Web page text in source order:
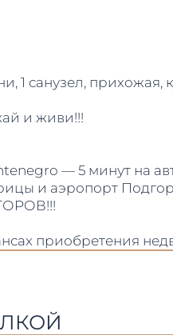
1 санузел,
и живи!!!
— 5 минут на
и аэропорт
приобретения